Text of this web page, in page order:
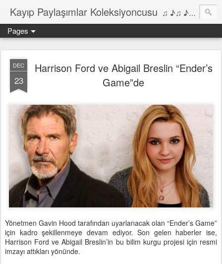
Kayıp Paylaşımlar Koleksiyoncusu ♫ ♪♫ ♪ ♫ ♪♫ ♪•♫♪ 2006'dan bu yana Film, Dizi, Müzik ve Kitaplar üzerine Yazılar Diyarı...
Pages
DEC
23
Harrison Ford ve Abigail Breslin “Ender’s
Game”de
Yönetmen Gavin Hood tarafından uyarlanacak olan “Ender’s Game”
için kadro şekillenmeye devam ediyor. Son gelen haberler ise,
Harrison Ford ve Abigail Breslin’in bu bilim kurgu projesi için resmi
imzayı attıkları yönünde.